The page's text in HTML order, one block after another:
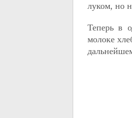
луком, но
Теперь в
молоке